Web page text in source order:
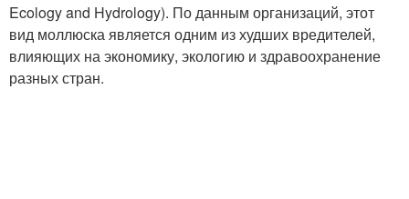
Ecology and Hydrology). По данным организаций, этот
вид моллюска является одним из худших вредителей,
влияющих на экономику, экологию и здравоохранение
разных стран.